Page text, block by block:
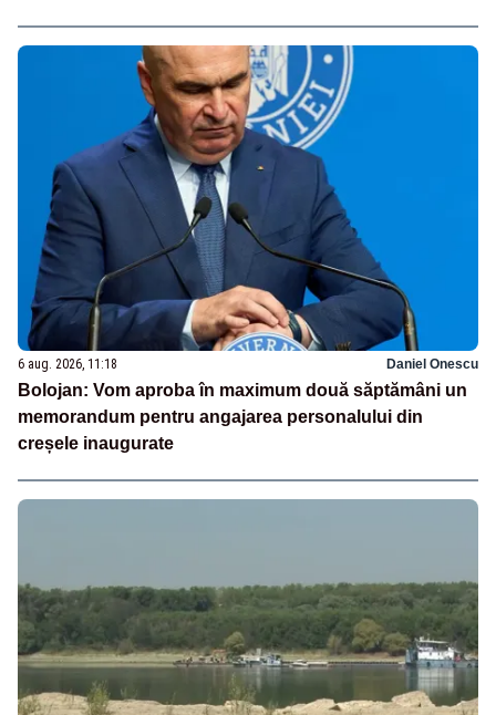
6 aug. 2026, 11:18 Daniel Onescu
Bolojan: Vom aproba în maximum două săptămâni un
memorandum pentru angajarea personalului din
creșele inaugurate